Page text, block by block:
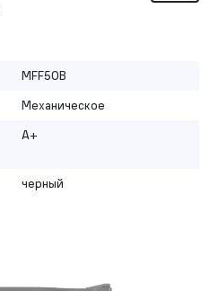
MFF50B
Механическое
A+
черный